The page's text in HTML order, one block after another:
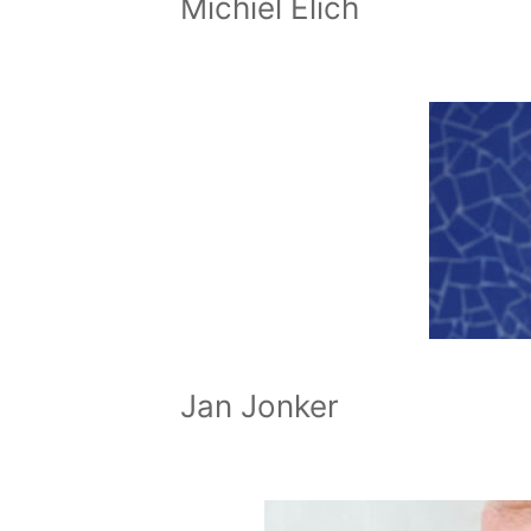
Michiel Elich
Jan Jonker